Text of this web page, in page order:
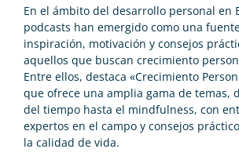
En el ámbito del desarrollo personal en
podcasts han emergido como una
inspiración, motivación y consejos
aquellos que buscan crecimiento
Entre ellos, destaca «Crecimiento
que ofrece una amplia gama de temas,
del tiempo hasta el mindfulness, con
expertos en el campo y consejos
la calidad de vida.